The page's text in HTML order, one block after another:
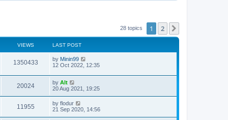
28 topics 1 2
VIEWS LAST POST
1350433V
i
L
a
t
p
o
s
t
by Minin99
12 Oct 2022, 12:35
20024V
i
L
a
t
p
o
s
by Alt
20 Aug 2021, 19:25
11955V
L
a
by flodur
21 Sep 2020, 14:56